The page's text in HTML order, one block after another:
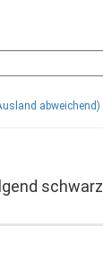
abweichend)
schwarz